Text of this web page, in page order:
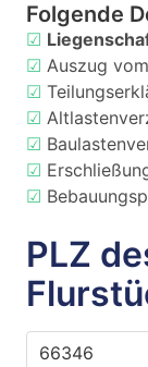
Folgende
☑
☑ Auszug
☑
☑
☑
☑
☑
PLZ